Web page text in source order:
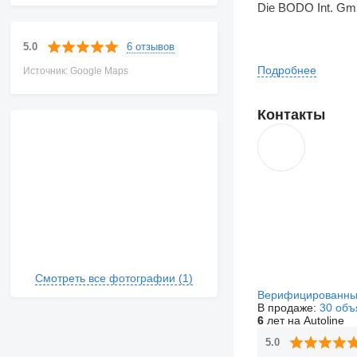
5.0 6 отзывов
Источник: Google Maps
Смотреть все фотографии (1)
Die BODO Int.
Der
Erstgespräch,
den neuen
Подробнее
Контакты
В продаже: 30
6лет на Autoline
5.0